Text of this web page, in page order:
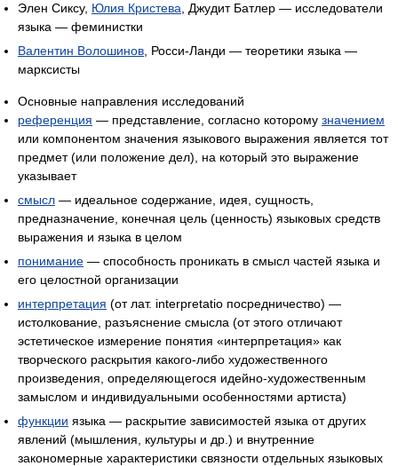
Элен Сиксу, Юлия Кристева , Джудит Батлер — исследователи
языка — феминистки
Валентин Волошинов , Росси-Ланди — теоретики языка —
марксисты
Основные направления исследований
референция — представление, согласно которому значением
или компонентом значения языкового выражения является тот
предмет (или положение дел), на который это выражение
указывает
смысл — идеальное содержание, идея, сущность,
предназначение, конечная цель (ценность) языковых средств
выражения и языка в целом
понимание — способность проникать в смысл частей языка и
его целостной организации
интерпретация (от лат. interpretatio посредничество) —
истолкование, разъяснение смысла (от этого отличают
эстетическое измерение понятия «интерпретация» как
творческого раскрытия какого-либо художественного
произведения, определяющегося идейно-художественным
замыслом и индивидуальными особенностями артиста)
функции языка — раскрытие зависимостей языка от других
явлений (мышления, культуры и др.) и внутренние
закономерные характеристики связности отдельных языковых